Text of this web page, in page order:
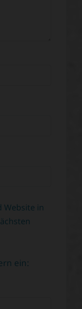
Website in
ein: